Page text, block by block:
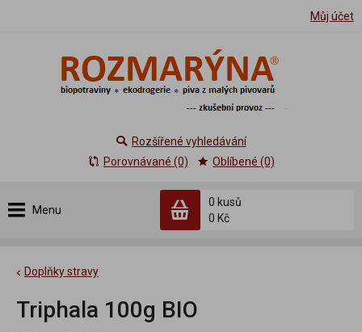
Můj účet
Menu
0 kusů
0 Kč
Rozšířené vyhledávání
Porovnávané (0)
Oblíbené (0)
Doplňky stravy
Triphala 100g BIO